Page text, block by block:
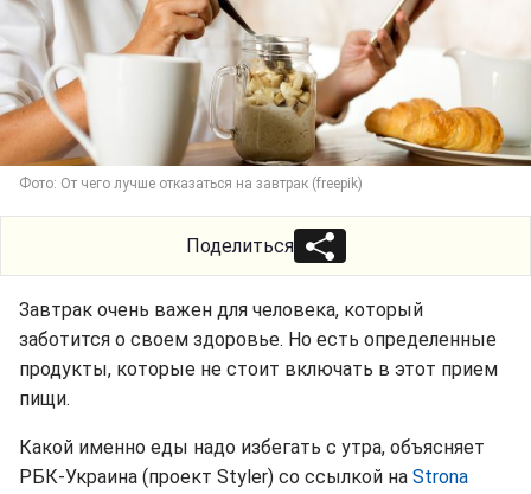
Фото: От чего лучше отказаться на завтрак (freepik)
Поделиться
Завтрак очень важен для человека, который
заботится о своем здоровье. Но есть определенные
продукты, которые не стоит включать в этот прием
пищи.
Какой именно еды надо избегать с утра, объясняет
РБК-Украина (проект Styler) со ссылкой на Strona